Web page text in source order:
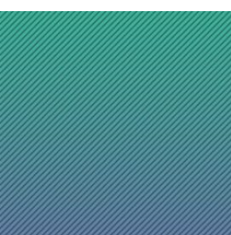
Non
Squad
–
Marseille